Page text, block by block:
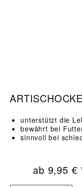
ARTISCHOCKE
unterstützt die
bewährt bei
sinnvoll bei
ab 9,95 €